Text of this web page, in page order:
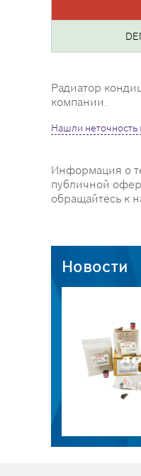
Радиатор
компании.
Нашли неточность
Информация о
публичной
обращайтесь к
Новости